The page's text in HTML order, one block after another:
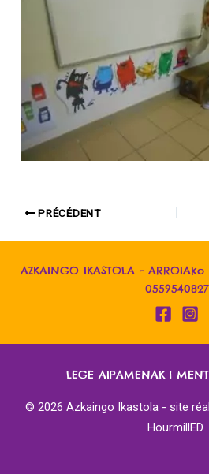
PRÉCÉDENT
AZKAINGO IKASTOLA - ARROIAko
0559540827
LEGE AIPAMENAK|
© 2026 Azkaingo Ikastola - site
HourmillED